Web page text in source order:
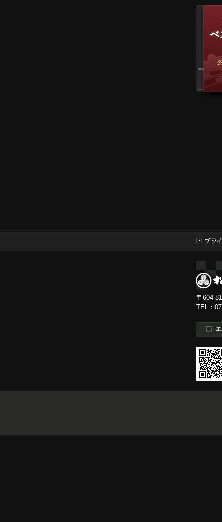
〒604-
TEL：